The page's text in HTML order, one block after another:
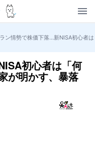
ン情勢で株価下落…新NISA初心者
初心者は「何
が明かす、暴落